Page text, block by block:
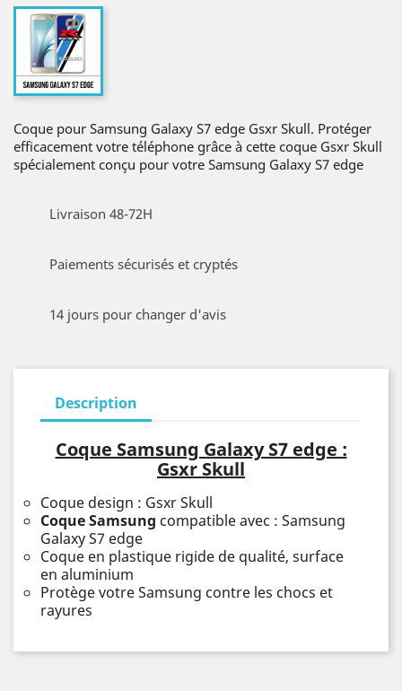
Coque pour Samsung Galaxy S7 edge Gsxr Skull. Protéger
efficacement votre téléphone grâce à cette coque Gsxr Skull
spécialement conçu pour votre Samsung Galaxy S7 edge
Livraison 48-72H
Paiements sécurisés et cryptés
14 jours pour changer d'avis
Description
Coque Samsung Galaxy S7 edge :
Gsxr Skull
Coque design : Gsxr Skull
Coque Samsung compatible avec : Samsung
Galaxy S7 edge
Coque en plastique rigide de qualité, surface
en aluminium
Protège votre Samsung contre les chocs et
rayures